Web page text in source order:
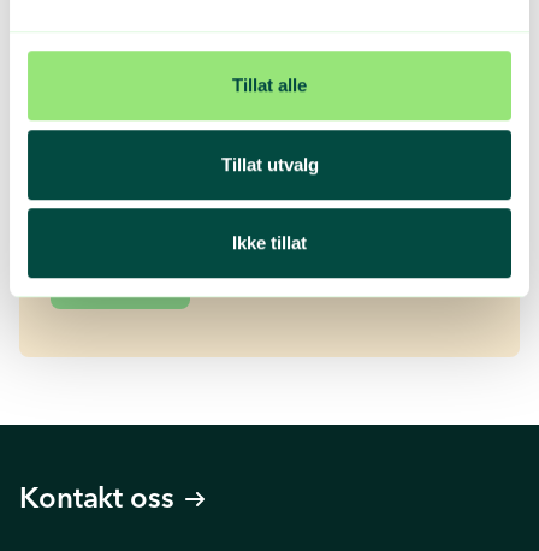
Tillat alle
Tillat utvalg
Ikke tillat
Ønsker du mer av dette? 👋
Meld deg på vårt nyhetsbrev for små og store
oppdateringer.
Meld deg på
Kontakt oss